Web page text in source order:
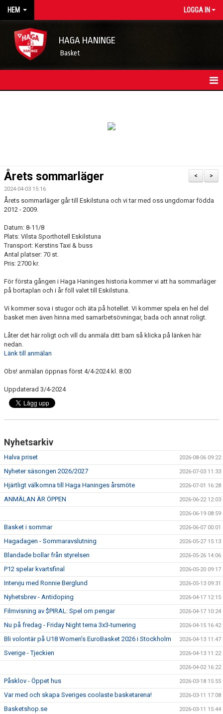
HEM LOGGA IN
HAGA HANINGE
Basket
OM FÖRENINGEN/INFORMATION
LEDARE
FÖRENINGSFÖRSÄLJNING
HAGA-SHOPPEN
TIDSLINJE
>
<
Årets sommarläger
2024-04-03 15:16
Årets sommarläger går till Eskilstuna och vi tar med oss ungdomar födda
2012 - 2009.
Datum: 8-11/8
Plats: Vilsta Sporthotell Eskilstuna
Transport: Kerstins Taxi & buss
Antal platser: 70 st.
Pris: 2700 kr.
För första gången i Haga Haninges historia kommer vi att ha sommarläger
på bortaplan och i år föll valet till Eskilstuna.
Vi kommer sova i stugor och äta på hotellet. Vi kommer spela en hel del
basket men även hinna med samarbetsövningar, bada och annat roligt.
Låter det här roligt och vill du anmäla ditt barn så klicka på länken här
nedan.
Länk till anmälan
Obs! anmälan öppnas först 4/4-2024 kl. 8:00
Uppdaterad 3/4-2024
Nyhetsarkiv
Halva priset 2026-08-06 09:22
Nyheter säsongen 2026/2027 2026-07-03 11:33
Hjärtligt välkomna till Haga Haninges årsmöte 2026-07-01 16:28
ANMÄLAN ÄR ÖPPEN 2026-06-22 12:03
2026-06-19 08:59
Basket i sommar 2026-06-07 00:01
Hagadagen - Sommaravslutning 2026-05-27 15:13
Blandade bollar från styrelsen 2026-05-26 14:06
P12 spelar kvartsfinal 2026-05-20 09:17
Intervju med Ronnie Berglund 2026-05-13 09:31
Nyhetsbrev - Antidoping 2026-04-17 12:15
Filmvisning av $PIRAL: Spel om pengar 2026-04-17 10:24
Nu på fredag - Friday Night tema 3x3-turnering 2026-04-15 16:42
Bli volontär på U18 Women’s EuroBasket 2026 i Stockholm 2026-04-13 11:47
Sverige - Tjeckien 2026-04-13 11:22
2026-04-02 16:22
Påsklov - Öppet hus 2026-03-18 15:55
Var med och skapa Sveriges coolaste basketarena! 2026-03-11 17:08
Basketshop.se 2026-03-11 15:44